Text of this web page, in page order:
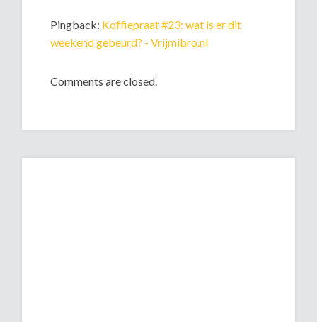
Pingback: Koffiepraat #23: wat is er dit
weekend gebeurd? - Vrijmibro.nl
Comments are closed.